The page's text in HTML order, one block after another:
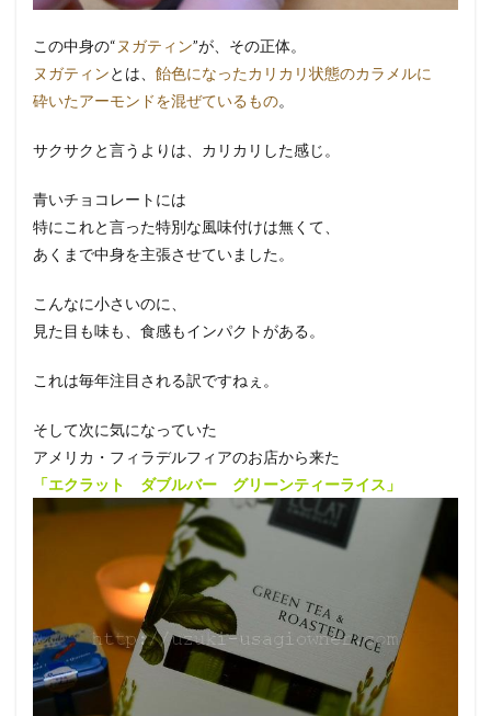
この中身の“ヌガティン”が、その正体。
ヌガティンとは、 飴色になったカリカリ状態のカラメルに
砕いたアーモンドを混ぜているもの。
サクサクと言うよりは、カリカリした感じ。
青いチョコレートには
特にこれと言った特別な風味付けは無くて、
あくまで中身を主張させていました。
こんなに小さいのに、
見た目も味も、食感もインパクトがある。
これは毎年注目される訳ですねぇ。
そして次に気になっていた
アメリカ・フィラデルフィアのお店から来た
「エクラット ダブルバー グリーンティーライス」